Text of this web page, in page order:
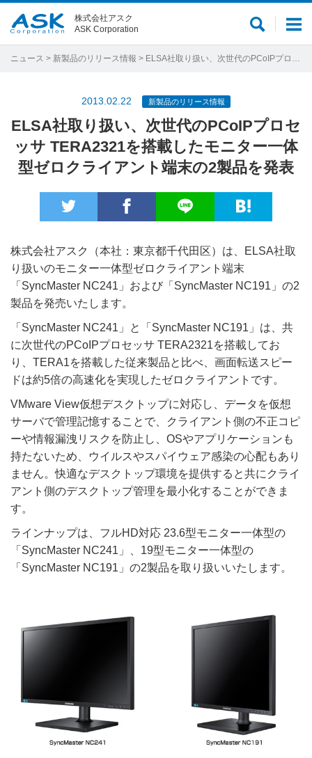
メ
ュ
サ
ト
株式会社アスク
ASK Corporation
ニュース > 新製品のリリース情報 > ELSA社取り扱い、次世代のPCoIPプロセッサ TERA2321を搭載したモニター一体型ゼロクライアント端末の2製品を発表
2013.02.22 新製品のリリース情報
ELSA社取り扱い、次世代のPCoIPプロセ
ッサ TERA2321を搭載したモニター一体
型ゼロクライアント端末の2製品を発表
株式会社アスク（本社：東京都千代田区）は、ELSA社取
り扱いのモニター一体型ゼロクライアント端末
「SyncMaster NC241」および「SyncMaster NC191」の2
製品を発売いたします。
「SyncMaster NC241」と「SyncMaster NC191」は、共
に次世代のPCoIPプロセッサ TERA2321を搭載してお
り、TERA1を搭載した従来製品と比べ、画面転送スピー
ドは約5倍の高速化を実現したゼロクライアントです。
VMware View仮想デスクトップに対応し、データを仮想
サーバで管理記憶することで、クライアント側の不正コピ
ーや情報漏洩リスクを防止し、OSやアプリケーションも
持たないため、ウイルスやスパイウェア感染の心配もあり
ません。快適なデスクトップ環境を提供すると共にクライ
アント側のデスクトップ管理を最小化することができま
す。
ラインナップは、フルHD対応 23.6型モニター一体型の
「SyncMaster NC241」、19型モニター一体型の
「SyncMaster NC191」の2製品を取り扱いいたします。